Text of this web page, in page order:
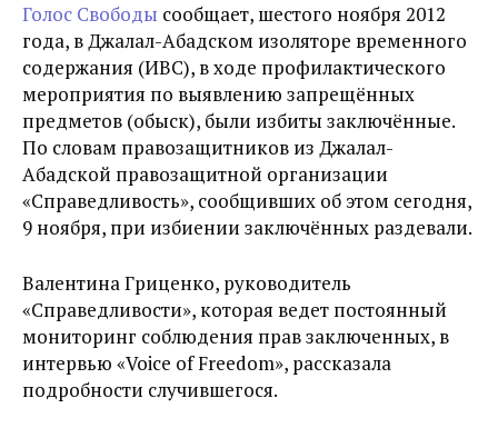
Голос Свободы сообщает, шестого ноября 2012
года, в Джалал-Абадском изоляторе временного
содержания (ИВС), в ходе профилактического
мероприятия по выявлению запрещённых
предметов (обыск), были избиты заключённые.
По словам правозащитников из Джалал-
Абадской правозащитной организации
«Справедливость», сообщивших об этом сегодня,
9 ноября, при избиении заключённых раздевали.
Валентина Гриценко, руководитель
«Справедливости», которая ведет постоянный
мониторинг соблюдения прав заключенных, в
интервью «Voice of Freedom», рассказала
подробности случившегося.